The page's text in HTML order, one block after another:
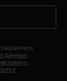
данных